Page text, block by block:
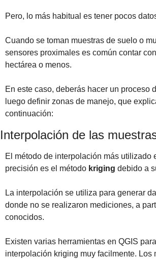
Pero, lo más habitual es tener pocos
Cuando se toman muestras de suelo o
sensores proximales es común contar
hectárea o menos.
En este caso, deberás hacer un proceso
luego definir zonas de manejo, que
continuación:
Interpolación de las
El método de interpolación más utilizado
precisión es el método kriging
La interpolación se utiliza para generar
donde no se realizaron mediciones, a
conocidos.
Existen varias herramientas en QGIS
interpolación kriging muy facilmente. Los